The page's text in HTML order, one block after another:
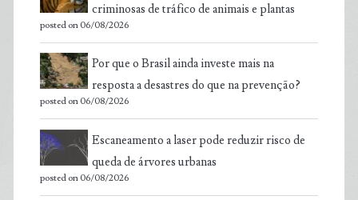
criminosas de tráfico de animais e plantas
posted on 06/08/2026
Por que o Brasil ainda investe mais na
resposta a desastres do que na prevenção?
posted on 06/08/2026
Escaneamento a laser pode reduzir risco de
queda de árvores urbanas
posted on 06/08/2026